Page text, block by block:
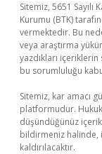
Sitemiz, 5651
Kurumu (BTK)
vermektedir. Bu
veya araştırma
yazdıkları
bu sorumluluğu
Sitemiz, kar amacı
platformudur.
düşündüğünüz
bildirmeniz halinde,
kaldırılacaktır.